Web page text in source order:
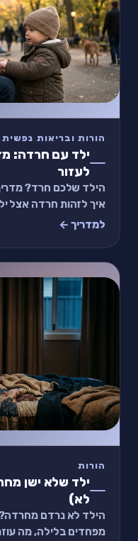
הורות ובריאות נפשית
ילד עם חרדה:
לעזור
הילד שלכם חרד?
לעשות ביחד.
למדריך ←
הורות
ילד שלא ישן
לא)
הילד לא נרדם